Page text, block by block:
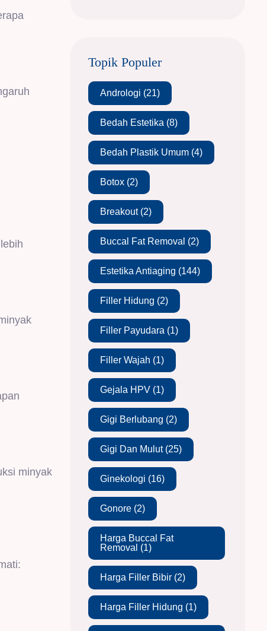
minyak
Topik Populer
Andrologi (21)
Bedah Estetika (8)
Bedah Plastik Umum (4)
Botox (2)
Breakout(2)
Buccal Fat Removal (2)
Estetika Antiaging (144)
Filler Hidung (2)
Filler Payudara (1)
Filler Wajah (1)
Gejala HPV (1)
Gigi Berlubang (2)
Gigi Dan Mulut(25)
Ginekologi (16)
Gonore (2)
Harga Buccal Fat
Removal (1)
Harga Filler Bibir (2)
Harga Filler Hidung (1)